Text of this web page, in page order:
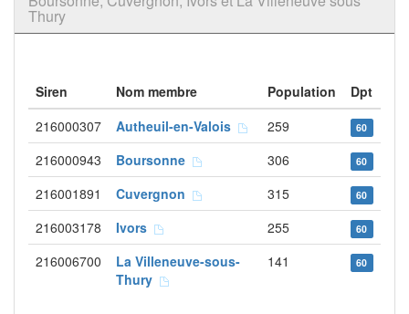
Thury
Siren Nom membre Population
Dpt
216000307
Autheuil-en-Valois 259 60
216000943 Boursonne 306 60
216001891 Cuvergnon 315 60
216003178 Ivors 255 60
216006700
La Villeneuve-sous-
Thury
141 60